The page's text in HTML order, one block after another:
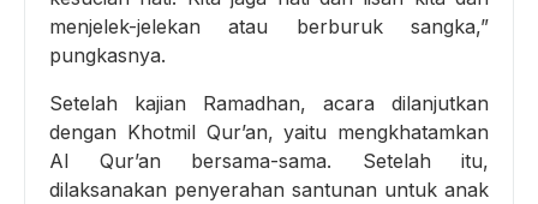
menjelek-jelekan atau berburuk sangka,”
pungkasnya.
Setelah kajian Ramadhan, acara dilanjutkan
dengan Khotmil Qur’an, yaitu mengkhatamkan
Al Qur’an bersama-sama. Setelah itu,
dilaksanakan penyerahan santunan untuk anak